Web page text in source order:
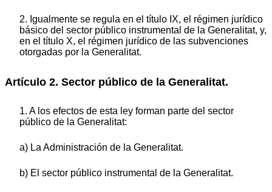
2. Igualmente se regula en el título IX, el régimen jurídico
básico del sector público instrumental de la Generalitat, y,
en el título X, el régimen jurídico de las subvenciones
otorgadas por la Generalitat.
Artículo 2. Sector público de la Generalitat.
1. A los efectos de esta ley forman parte del sector
público de la Generalitat:
a) La Administración de la Generalitat.
b) El sector público instrumental de la Generalitat.